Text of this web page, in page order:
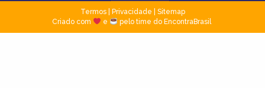
Termos| Privacidade
Sitemap
Criado com
e pelo time do EncontraBrasil